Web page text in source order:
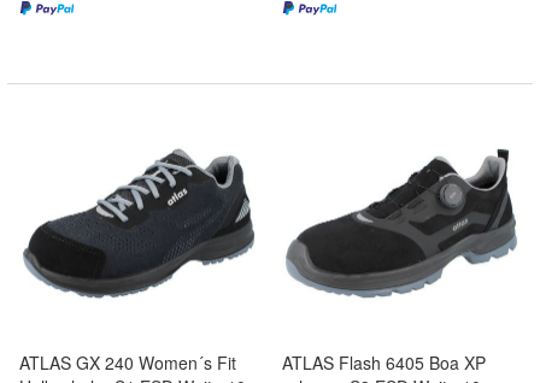
ATLAS GX 240 Women´s Fit
ATLAS Flash 6405 Boa XP